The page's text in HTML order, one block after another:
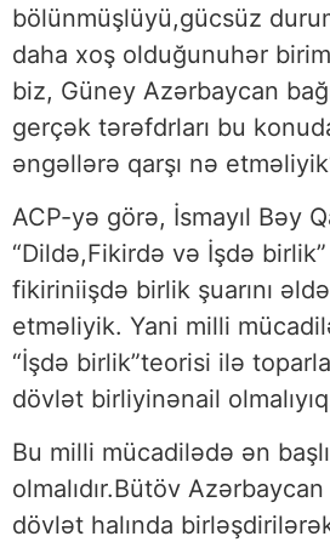
bölünmüşlüyü,gücsüz
daha xoş olduğunuhər
biz, Güney Azərbaycan
gerçək tərəfdrları bu
əngəllərə qarşı nə
ACP-yə görə, İsmayıl Bəy
“Dildə,Fikirdə və İşdə
fikiriniişdə birlik şuarını
etməliyik. Yani milli
“İşdə birlik”teorisi ilə
dövlət birliyinənail
Bu milli mücadilədə ən
olmalıdır.Bütöv Azərbaycan
dövlət halında